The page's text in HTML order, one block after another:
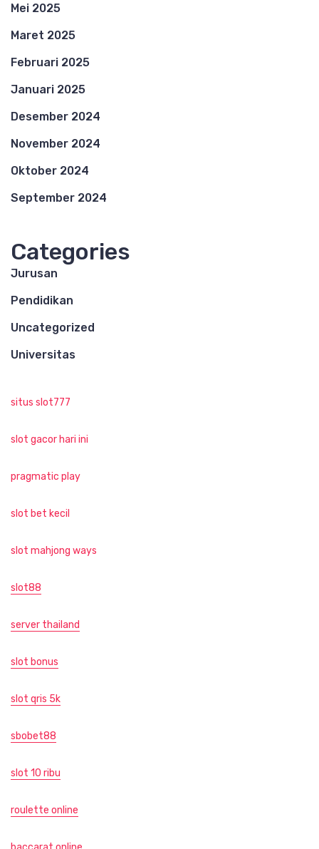
Mei 2025
Maret 2025
Februari 2025
Januari 2025
Desember 2024
November 2024
Oktober 2024
September 2024
Categories
Jurusan
Pendidikan
Uncategorized
Universitas
situs slot777
slot gacor hari ini
pragmatic play
slot bet kecil
slot mahjong ways
slot88
server thailand
slot bonus
slot qris 5k
sbobet88
slot 10 ribu
roulette online